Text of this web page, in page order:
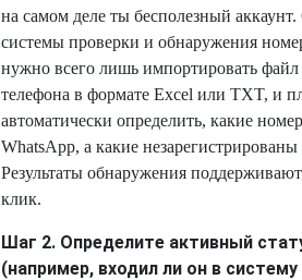
на самом деле ты бесполезный
системы проверки и обнаружения
нужно всего лишь импортировать
телефона в формате Excel или TXT, и
автоматически определить, какие
WhatsApp, а какие
Результаты обнаружения
клик.
Шаг 2. Определите активный
(например, входил ли он в